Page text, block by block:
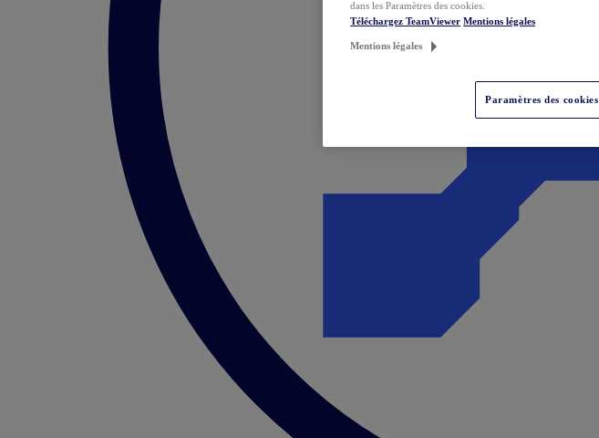
dans les Paramètres des cookies.
Téléchargez TeamViewer Mentions légales
Mentions légales
Paramètres des cookies